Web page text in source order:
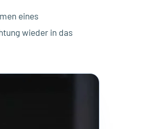
eines
wieder in das